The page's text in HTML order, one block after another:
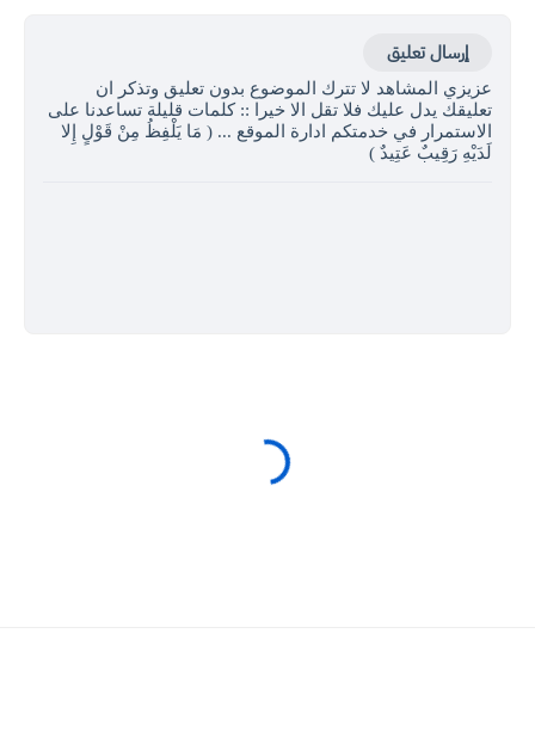
إرسال تعليق
عزيزي المشاهد لا تترك الموضوع بدون تعليق وتذكر ان
تعليقك يدل عليك فلا تقل الا خيرا :: كلمات قليلة تساعدنا على
الاستمرار في خدمتكم ادارة الموقع ... ( مَا يَلْفِظُ مِنْ قَوْلٍ إِلا
لَدَيْهِ رَقِيبٌ عَتِيدٌ )